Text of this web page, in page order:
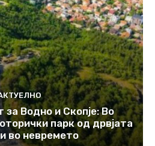
за Водно и Скопје: Во
парк од дрвјата
во невремето